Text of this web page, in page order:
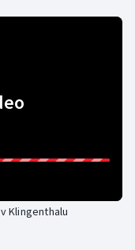
Klingenthalu